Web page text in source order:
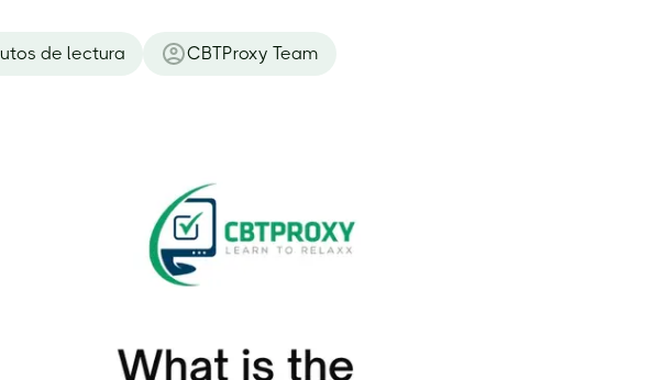
de lectura CBTProxy Team